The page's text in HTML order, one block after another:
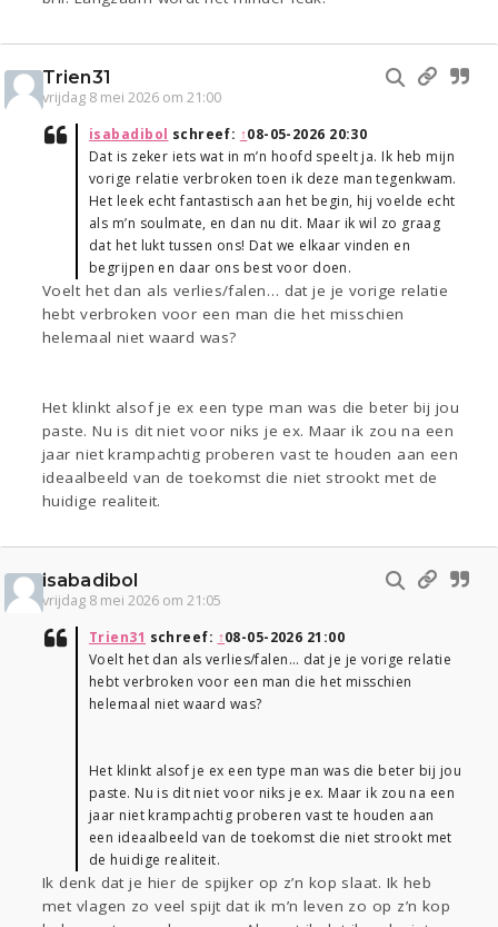
Trien31
vrijdag 8 mei 2026 om 21:00
isabadibol schreef: ↑08-05-2026 20:30
Dat is zeker iets wat in m’n hoofd speelt ja. Ik heb mijn
vorige relatie verbroken toen ik deze man tegenkwam.
Het leek echt fantastisch aan het begin, hij voelde echt
als m’n soulmate, en dan nu dit. Maar ik wil zo graag
dat het lukt tussen ons! Dat we elkaar vinden en
begrijpen en daar ons best voor doen.
Voelt het dan als verlies/falen… dat je je vorige relatie
hebt verbroken voor een man die het misschien
helemaal niet waard was?
Het klinkt alsof je ex een type man was die beter bij jou
paste. Nu is dit niet voor niks je ex. Maar ik zou na een
jaar niet krampachtig proberen vast te houden aan een
ideaalbeeld van de toekomst die niet strookt met de
huidige realiteit.
isabadibol
vrijdag 8 mei 2026 om 21:05
Trien31 schreef: ↑08-05-2026 21:00
Voelt het dan als verlies/falen… dat je je vorige relatie
hebt verbroken voor een man die het misschien
helemaal niet waard was?
Het klinkt alsof je ex een type man was die beter bij jou
paste. Nu is dit niet voor niks je ex. Maar ik zou na een
jaar niet krampachtig proberen vast te houden aan
een ideaalbeeld van de toekomst die niet strookt met
de huidige realiteit.
Ik denk dat je hier de spijker op z’n kop slaat. Ik heb
met vlagen zo veel spijt dat ik m’n leven zo op z’n kop